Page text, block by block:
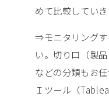
めて比較していき
⇒モニタリングす
い。切り口（製
などの分類もお
Ｉツール（